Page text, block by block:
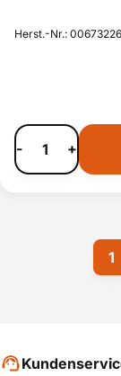
Herst.-Nr.: 00673226
- +
1